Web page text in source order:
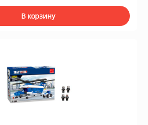
В корзину